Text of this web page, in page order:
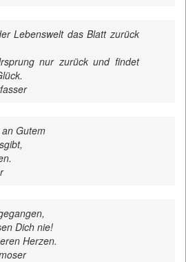
Lebenswelt das Blatt zurück
nur zurück und findet
Gutem
Dich nie!
Herzen.